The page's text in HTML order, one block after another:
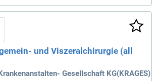
und Viszeralchirurgie (all
Gesellschaft KG(KRAGES)